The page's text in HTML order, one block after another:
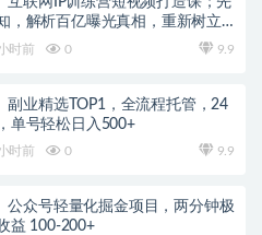
，解析百亿曝光真相，重新树立
感与收入模型认知
时前 0 9.9
副业精选TOP1，全流程托管，24
单号轻松日入500+
时前 0 9.9
公众号轻量化掘金项目，两分钟极
益 100-200+